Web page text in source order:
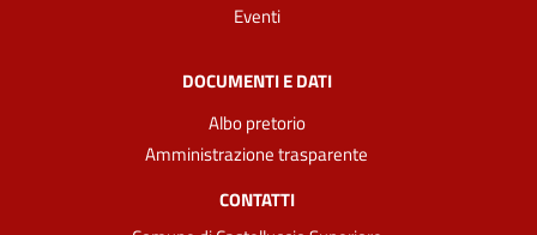
Eventi
DOCUMENTI E DATI
Albo pretorio
Amministrazione trasparente
CONTATTI